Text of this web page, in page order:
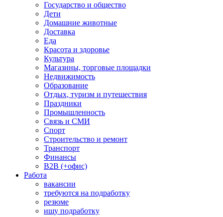
Государство и общество
Дети
Домашние животные
Доставка
Еда
Красота и здоровье
Культура
Магазины, торговые площадки
Недвижимость
Образование
Отдых, туризм и путешествия
Праздники
Промышленность
Связь и СМИ
Спорт
Строительство и ремонт
Транспорт
Финансы
B2B (+офис)
Работа
вакансии
требуются на подработку
резюме
ищу подработку